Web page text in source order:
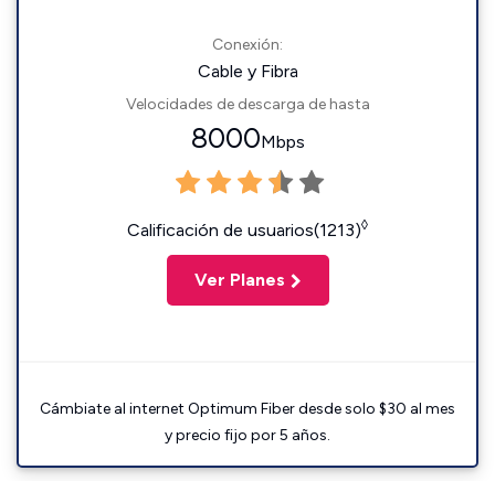
Conexión:
Cable y Fibra
Velocidades de descarga de hasta
8000Mbps
Calificación de usuarios(1213)◊
Ver Planes
Cámbiate al internet Optimum Fiber desde solo $30 al mes
y precio fijo por 5 años.